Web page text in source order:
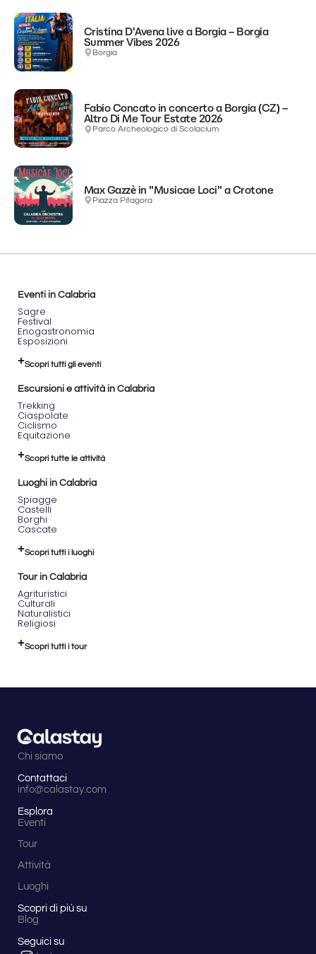
Cristina D'Avena live a Borgia – Borgia
Summer Vibes 2026
Borgia
Fabio Concato in concerto a Borgia (CZ) –
Altro Di Me Tour Estate 2026
Parco Archeologico di Scolacium
Max Gazzè in "Musicae Loci" a Crotone
Piazza Pitagora
Eventi in Calabria
Sagre
Festival
Enogastronomia
Esposizioni
Scopri tutti gli eventi
Escursioni e attività in Calabria
Trekking
Ciaspolate
Ciclismo
Equitazione
Scopri tutte le attività
Luoghi in Calabria
Spiagge
Castelli
Borghi
Cascate
Scopri tutti i luoghi
Tour in Calabria
Agrituristici
Culturali
Naturalistici
Religiosi
Scopri tutti i tour
Chi siamo
Contattaci
info@calastay.com
Esplora
Eventi
Tour
Attività
Luoghi
Scopri di più su
Blog
Seguici su